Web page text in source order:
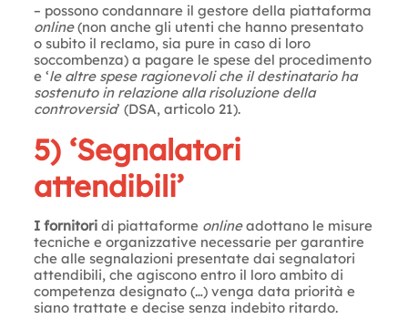
– possono condannare il gestore della piattaforma
online(non anche gli utenti che hanno presentato
o subito il reclamo, sia pure in caso di loro
soccombenza) a pagare le spese del procedimento
e ‘le altre spese ragionevoli che il destinatario ha
sostenuto in relazione alla risoluzione della
controversia’ (DSA, articolo 21).
5) ‘Segnalatori
attendibili’
I fornitoridi piattaforme onlineadottano le misure
tecniche e organizzative necessarie per garantire
che alle segnalazioni presentate dai segnalatori
attendibili, che agiscono entro il loro ambito di
competenza designato (…) venga data priorità e
siano trattate e decise senza indebito ritardo.